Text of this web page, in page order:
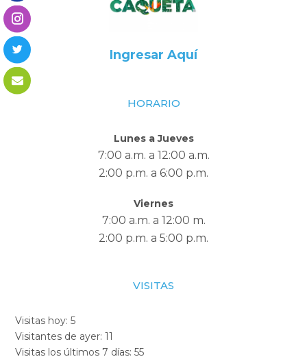
Ingresar Aquí
HORARIO
Lunes a Jueves
7:00 a.m. a 12:00 a.m.
2:00 p.m. a 6:00 p.m.
Viernes
7:00 a.m. a 12:00 m.
2:00 p.m. a 5:00 p.m.
VISITAS
Visitas hoy:5
Visitantes de ayer:11
Visitas los últimos 7 días:55